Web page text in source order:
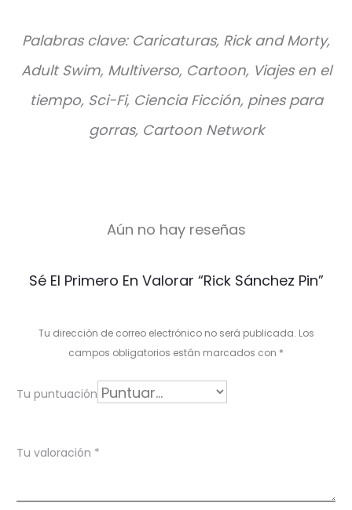
Palabras clave: Caricaturas, Rick and Morty,
Adult Swim, Multiverso, Cartoon, Viajes en el
tiempo, Sci-Fi, Ciencia Ficción, pines para
gorras, Cartoon Network
V
a
r
i
o
Aún no hay reseñas
Sé El Primero En Valorar “Rick Sánchez Pin”
Tu dirección de correo electrónico no será publicada. Los
campos obligatorios están marcados con *
Tu puntuación
Tu valoración *